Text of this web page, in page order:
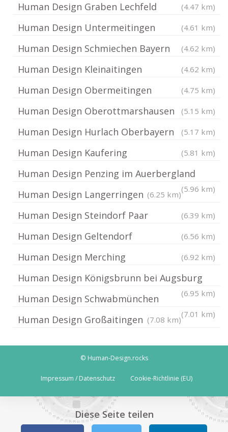
Human Design Graben Lechfeld (4.47 km)
Human Design Untermeitingen (4.61 km)
Human Design Schmiechen Bayern (4.62 km)
Human Design Kleinaitingen (4.62 km)
Human Design Obermeitingen (4.75 km)
Human Design Oberottmarshausen (5.15 km)
Human Design Hurlach Oberbayern (5.17 km)
Human Design Kaufering (5.81 km)
Human Design Penzing im Auerbergland
(5.96 km)
Human Design Langerringen (6.25 km)
Human Design Steindorf Paar (6.39 km)
Human Design Geltendorf (6.56 km)
Human Design Merching (6.92 km)
Human Design Königsbrunn bei Augsburg
(6.95 km)
Human Design Schwabmünchen
(7.01 km)
Human Design Großaitingen (7.08 km)
© Human-Design.rocks
Impressum / Datenschutz Cookie-Richtlinie (EU)
Diese Seite teilen